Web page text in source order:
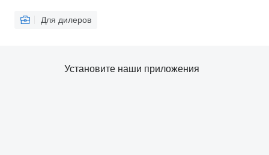
Для дилеров
Установите наши приложения